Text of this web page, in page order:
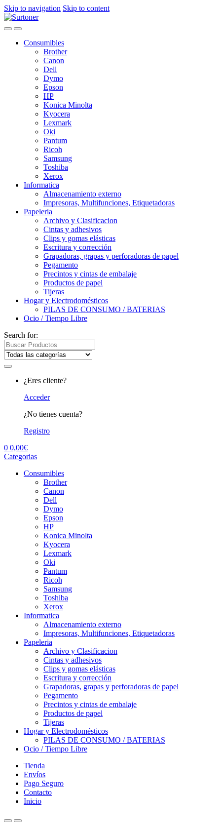
Skip to navigation Skip to content
Consumibles
Brother
Canon
Dell
Dymo
Epson
HP
Konica Minolta
Kyocera
Lexmark
Oki
Pantum
Ricoh
Samsung
Toshiba
Xerox
Informatica
Almacenamiento externo
Impresoras, Multifunciones, Etiquetadoras
Papeleria
Archivo y Clasificacion
Cintas y adhesivos
Clips y gomas elásticas
Escritura y corrección
Grapadoras, grapas y perforadoras de papel
Pegamento
Precintos y cintas de embalaje
Productos de papel
Tijeras
Hogar y Electrodomésticos
PILAS DE CONSUMO / BATERIAS
Ocio / Tiempo Libre
Search for:
¿Eres cliente?
Acceder
¿No tienes cuenta?
Registro
0 0,00€
Categorias
Consumibles
Brother
Canon
Dell
Dymo
Epson
HP
Konica Minolta
Kyocera
Lexmark
Oki
Pantum
Ricoh
Samsung
Toshiba
Xerox
Informatica
Almacenamiento externo
Impresoras, Multifunciones, Etiquetadoras
Papeleria
Archivo y Clasificacion
Cintas y adhesivos
Clips y gomas elásticas
Escritura y corrección
Grapadoras, grapas y perforadoras de papel
Pegamento
Precintos y cintas de embalaje
Productos de papel
Tijeras
Hogar y Electrodomésticos
PILAS DE CONSUMO / BATERIAS
Ocio / Tiempo Libre
Tienda
Envíos
Pago Seguro
Contacto
Inicio